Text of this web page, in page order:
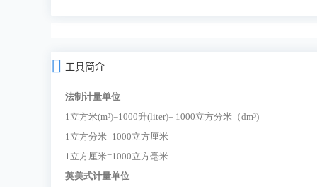
工具简介
法制计量单位
1立方米(m³)=1000升(liter)= 1000立方分米（dm³)
1立方分米=1000立方厘米
1立方厘米=1000立方毫米
英美式计量单位